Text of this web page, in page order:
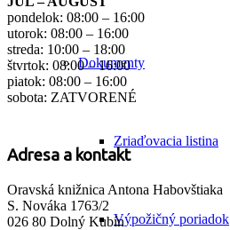
Dokumenty
Zriaďovacia listina
Výpožičný poriadok
pondelok: 08:00 – 16:00
utorok: 08:00 – 16:00
streda: 10:00 – 18:00
štvrtok: 08:00 – 16:00
piatok: 08:00 – 16:00
sobota: ZATVORENÉ
Adresa a kontakt
Oravská knižnica Antona Habovštiaka
S. Nováka 1763/2
026 80 Dolný Kubín